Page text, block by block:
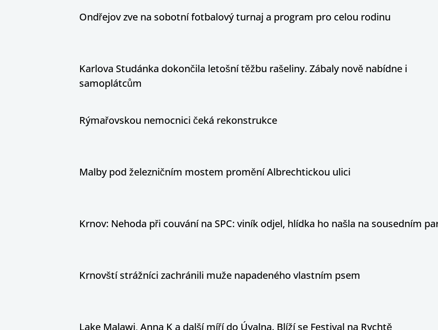
Ondřejov zve na sobotní fotbalový turnaj a program pro celou rodinu
Karlova Studánka dokončila letošní těžbu rašeliny. Zábaly nově nabídne i
samoplátcům
Rýmařovskou nemocnici čeká rekonstrukce
Malby pod železničním mostem promění Albrechtickou ulici
Krnov: Nehoda při couvání na SPC: viník odjel, hlídka ho našla na sousedním
Krnovští strážníci zachránili muže napadeného vlastním psem
Lake Malawi, Anna K a další míří do Úvalna. Blíží se Festival na Rychtě